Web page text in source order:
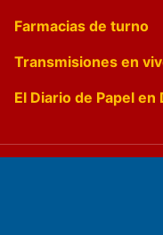
Farmacias de turno
Transmisiones en
El Diario de Papel en